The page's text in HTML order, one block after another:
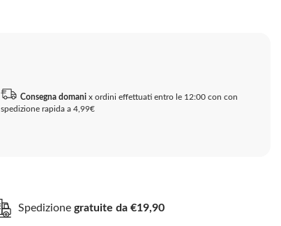
Consegna domani x ordini effettuati entro le 12:00 con con
spedizione rapida a 4,99€
Spedizionegratuite da €19,90